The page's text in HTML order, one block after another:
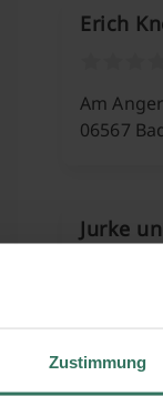
Zustimmung
Erich
Am
06567
Jurke